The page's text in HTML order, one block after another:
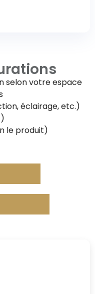
selon votre espace
éclairage, etc.)
le produit)